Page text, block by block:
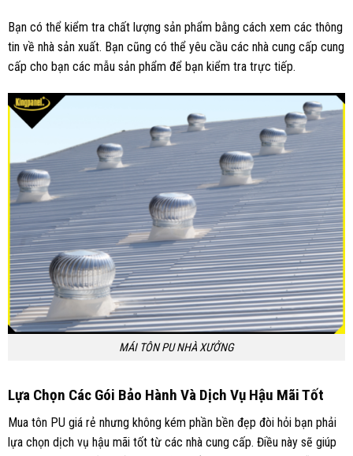
Bạn có thể kiểm tra chất lượng sản phẩm bằng cách xem các thông
tin về nhà sản xuất. Bạn cũng có thể yêu cầu các nhà cung cấp cung
cấp cho bạn các mẫu sản phẩm để bạn kiểm tra trực tiếp.
MÁI TÔN PU NHÀ XƯỞNG
Lựa Chọn Các Gói Bảo Hành Và Dịch Vụ Hậu Mãi Tốt
Mua tôn PU giá rẻ nhưng không kém phần bền đẹp đòi hỏi bạn phải
lựa chọn dịch vụ hậu mãi tốt từ các nhà cung cấp. Điều này sẽ giúp